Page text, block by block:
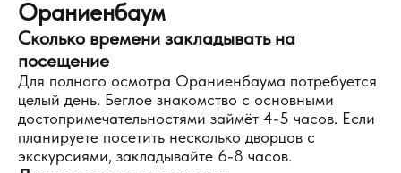
Ораниенбаум
Сколько времени закладывать на
посещение
Для полного осмотра Ораниенбаума потребуется
целый день. Беглое знакомство с основными
достопримечательностями займёт 4-5 часов. Если
планируете посетить несколько дворцов с
экскурсиями, закладывайте 6-8 часов.